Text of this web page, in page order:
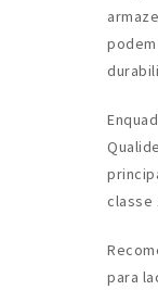
classe
para